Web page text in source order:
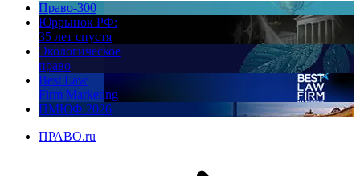
Право-300
Юррынок РФ:
35 лет спустя
Экологическое
право
Best Law
Firm Marketing
ПМЮФ 2026
ПРАВО.ru